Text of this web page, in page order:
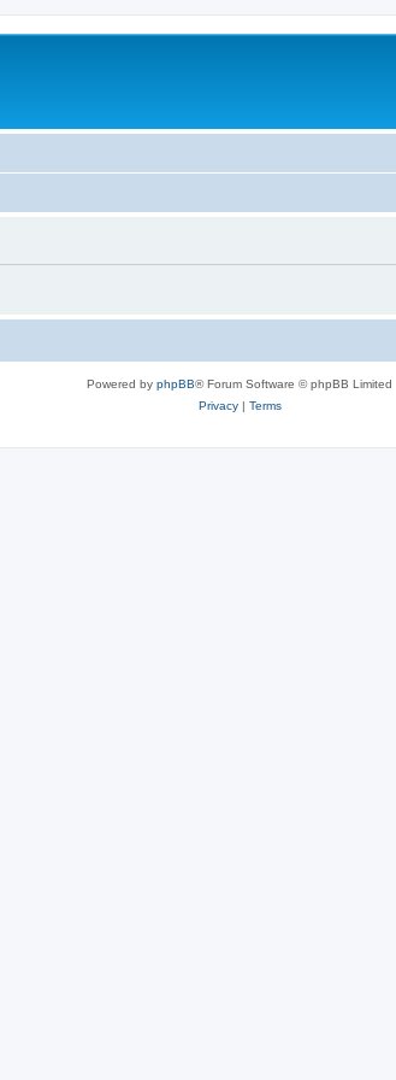
Powered by phpBB® Forum Software © phpBB Limited
Privacy| Terms